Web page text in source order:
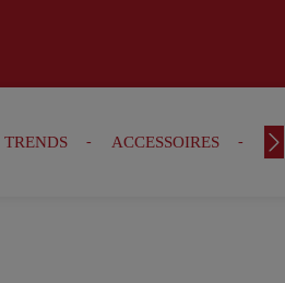
TRENDS ACCESSOIRES